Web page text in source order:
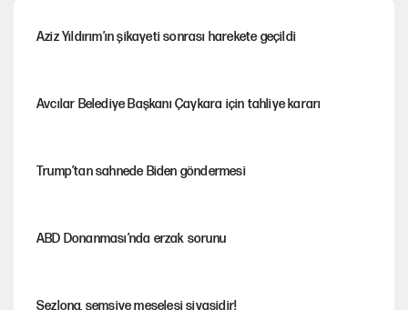
Aziz Yıldırım’ın şikayeti sonrası harekete geçildi
Avcılar Belediye Başkanı Çaykara için tahliye kararı
Trump’tan sahnede Biden göndermesi
ABD Donanması’nda erzak sorunu
Şezlong, şemsiye meselesi siyasidir!